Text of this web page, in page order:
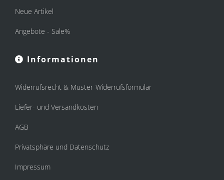
Neue Artikel
Angebote - Sale%
Informationen
Widerrufsrecht & Muster-Widerrufsformular
Liefer- und Versandkosten
AGB
Privatsphäre und Datenschutz
Impressum